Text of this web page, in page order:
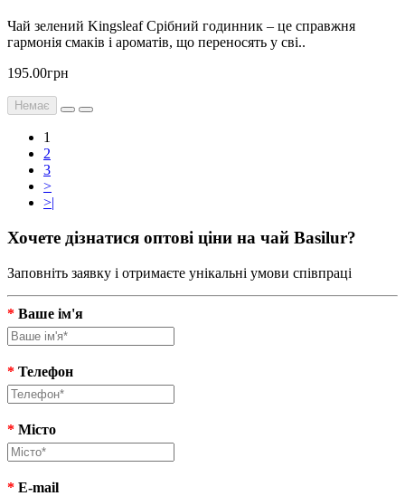
Чай зелений Kingsleaf Срібний годинник – це справжня
гармонія смаків і ароматів, що переносять у сві..
195.00грн
Немає
1
2
3
>
>|
Хочете дізнатися оптові ціни на чай Basilur?
Заповніть заявку і отримаєте унікальні умови співпраці
* Ваше ім'я
* Телефон
* Місто
* E-mail